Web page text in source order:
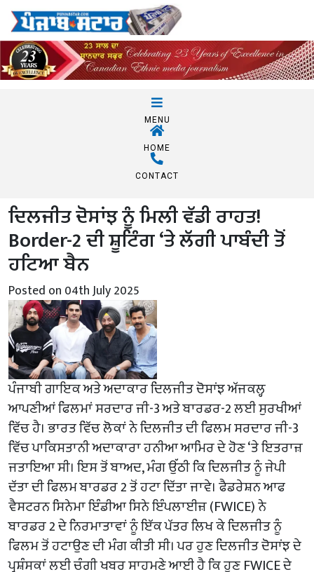
MENU
HOME
CONTACT
ਦਿਲਜੀਤ ਦੋਸਾਂਝ ਨੂੰ ਮਿਲੀ ਵੱਡੀ ਰਾਹਤ!
Border-2 ਦੀ ਸ਼ੂਟਿੰਗ ‘ਤੇ ਲੱਗੀ ਪਾਬੰਦੀ ਤੋਂ
ਹਟਿਆ ਬੈਨ
Posted on 04th July 2025
ਪੰਜਾਬੀ ਗਾਇਕ ਅਤੇ ਅਦਾਕਾਰ ਦਿਲਜੀਤ ਦੋਸਾਂਝ ਅੱਜਕਲ੍ਹ
ਆਪਣੀਆਂ ਫਿਲਮਾਂ ਸਰਦਾਰ ਜੀ-3 ਅਤੇ ਬਾਰਡਰ-2 ਲਈ ਸੁਰਖੀਆਂ
ਵਿੱਚ ਹੈ। ਭਾਰਤ ਵਿੱਚ ਲੋਕਾਂ ਨੇ ਦਿਲਜੀਤ ਦੀ ਫਿਲਮ ਸਰਦਾਰ ਜੀ-3
ਵਿੱਚ ਪਾਕਿਸਤਾਨੀ ਅਦਾਕਾਰਾ ਹਨੀਆ ਆਮਿਰ ਦੇ ਹੋਣ ‘ਤੇ ਇਤਰਾਜ਼
ਜਤਾਇਆ ਸੀ। ਇਸ ਤੋਂ ਬਾਅਦ, ਮੰਗ ਉੱਠੀ ਕਿ ਦਿਲਜੀਤ ਨੂੰ ਜੇਪੀ
ਦੱਤਾ ਦੀ ਫਿਲਮ ਬਾਰਡਰ 2 ਤੋਂ ਹਟਾ ਦਿੱਤਾ ਜਾਵੇ। ਫੈਡਰੇਸ਼ਨ ਆਫ
ਵੈਸਟਰਨ ਸਿਨੇਮਾ ਇੰਡੀਆ ਸਿਨੇ ਇੰਪਲਾਈਜ਼ (FWICE) ਨੇ
ਬਾਰਡਰ 2 ਦੇ ਨਿਰਮਾਤਾਵਾਂ ਨੂੰ ਇੱਕ ਪੱਤਰ ਲਿਖ ਕੇ ਦਿਲਜੀਤ ਨੂੰ
ਫਿਲਮ ਤੋਂ ਹਟਾਉਣ ਦੀ ਮੰਗ ਕੀਤੀ ਸੀ। ਪਰ ਹੁਣ ਦਿਲਜੀਤ ਦੋਸਾਂਝ ਦੇ
ਪ੍ਰਸ਼ੰਸਕਾਂ ਲਈ ਚੰਗੀ ਖਬਰ ਸਾਹਮਣੇ ਆਈ ਹੈ ਕਿ ਹੁਣ FWICE ਦੇ